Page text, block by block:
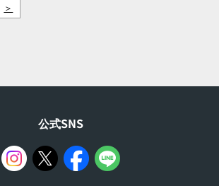
＞
公式SNS